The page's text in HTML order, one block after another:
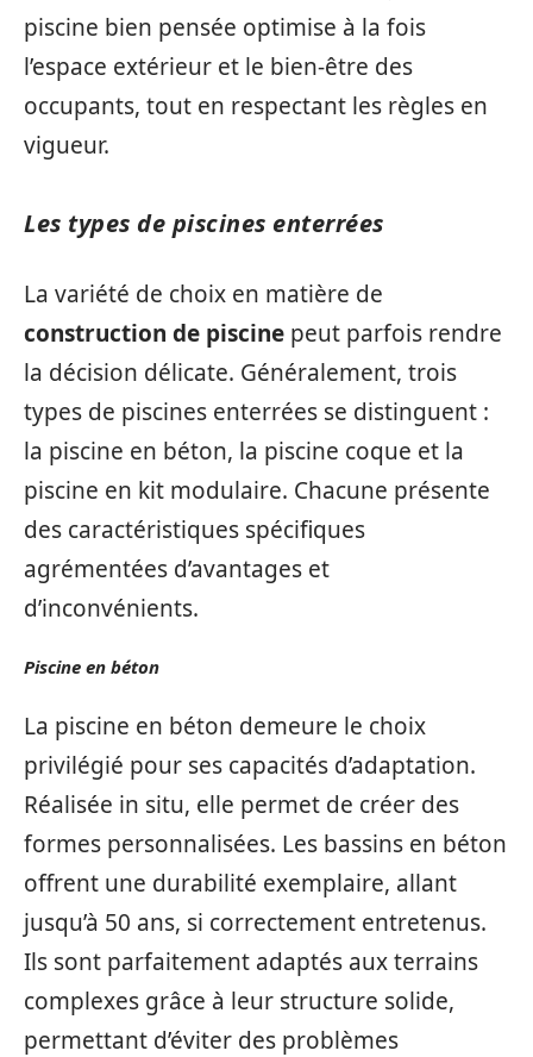
piscine bien pensée optimise à la fois
l’espace extérieur et le bien-être des
occupants, tout en respectant les règles en
vigueur.
Les types de piscines enterrées
La variété de choix en matière de
construction de piscine peut parfois rendre
la décision délicate. Généralement, trois
types de piscines enterrées se distinguent :
la piscine en béton, la piscine coque et la
piscine en kit modulaire. Chacune présente
des caractéristiques spécifiques
agrémentées d’avantages et
d’inconvénients.
Piscine en béton
La piscine en béton demeure le choix
privilégié pour ses capacités d’adaptation.
Réalisée in situ, elle permet de créer des
formes personnalisées. Les bassins en béton
offrent une durabilité exemplaire, allant
jusqu’à 50 ans, si correctement entretenus.
Ils sont parfaitement adaptés aux terrains
complexes grâce à leur structure solide,
permettant d’éviter des problèmes